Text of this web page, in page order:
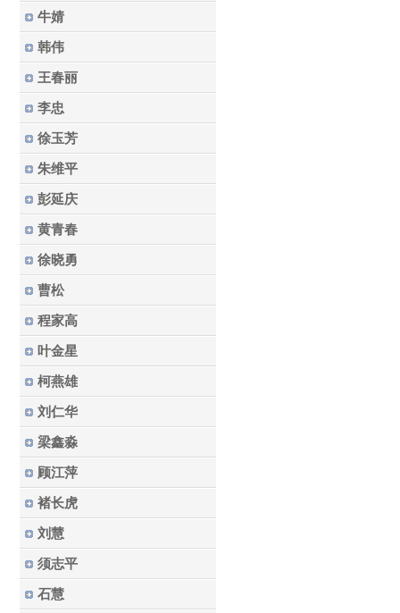
牛婧
韩伟
王春丽
李忠
徐玉芳
朱维平
彭延庆
黄青春
徐晓勇
曹松
程家高
叶金星
柯燕雄
刘仁华
梁鑫淼
顾江萍
褚长虎
刘慧
须志平
石慧